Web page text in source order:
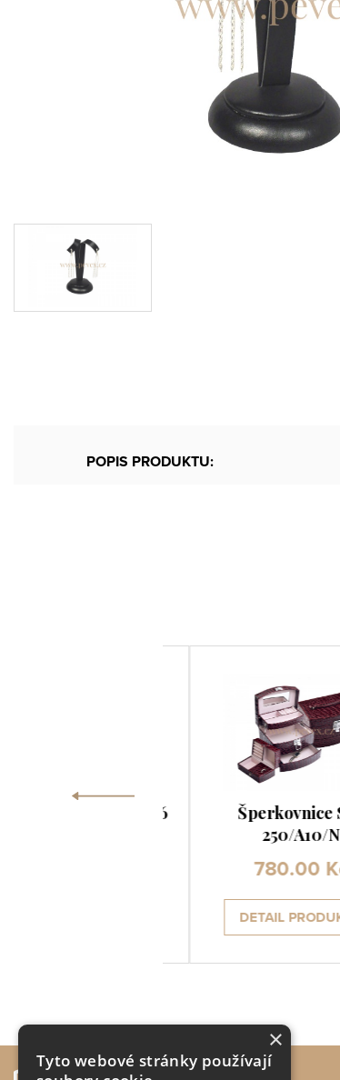
POPIS PRODUKTU:
Šperkovnice SP-
250/A10/N
780.00 Kč
DETAIL PRODUKTU
×
Tyto webové stránky používají